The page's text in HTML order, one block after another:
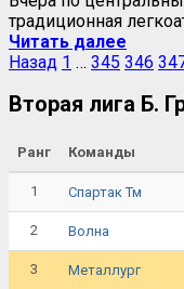
традиционная
Читать далее
Назад 1 … 345 346
Вторая лига Б.
Ранг Команды
1 Спартак Тм
2 Волна
3 Металлург